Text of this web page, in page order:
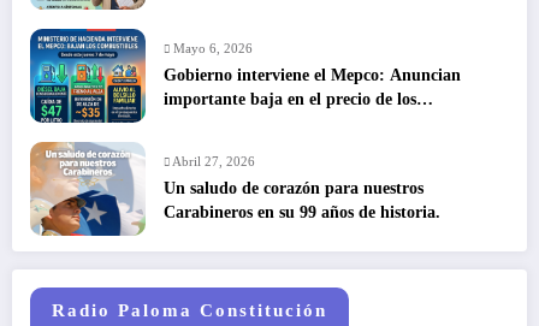
Mayo 6, 2026
Gobierno interviene el Mepco: Anuncian
importante baja en el precio de los
Abril 27, 2026
Un saludo de corazón para nuestros
Carabineros en su 99 años de historia.
Radio Paloma Constitución